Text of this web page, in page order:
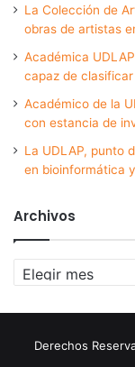
La Colección de
obras de artistas
Académica
capaz de
Académico de la
con estancia de
La UDLAP, punto
en bioinformática
Archivos
Archivos
Derechos